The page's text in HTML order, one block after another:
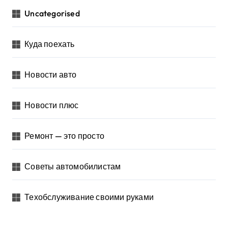
Uncategorised
Куда поехать
Новости авто
Новости плюс
Ремонт — это просто
Советы автомобилистам
Техобслуживание своими руками